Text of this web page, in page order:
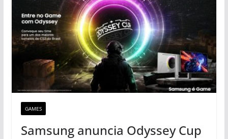
GAMES
Samsung anuncia Odyssey Cup